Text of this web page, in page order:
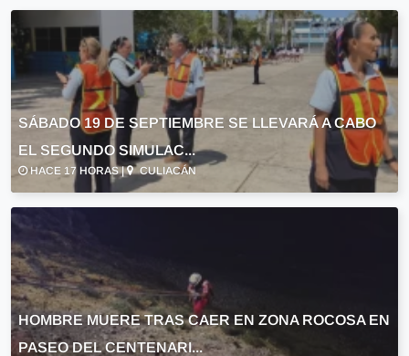
SÁBADO 19 DE SEPTIEMBRE SE LLEVARÁ A CABO
EL SEGUNDO SIMULAC...
HACE 17 HORAS | CULIACÁN
HOMBRE MUERE TRAS CAER EN ZONA ROCOSA EN
PASEO DEL CENTENARI...